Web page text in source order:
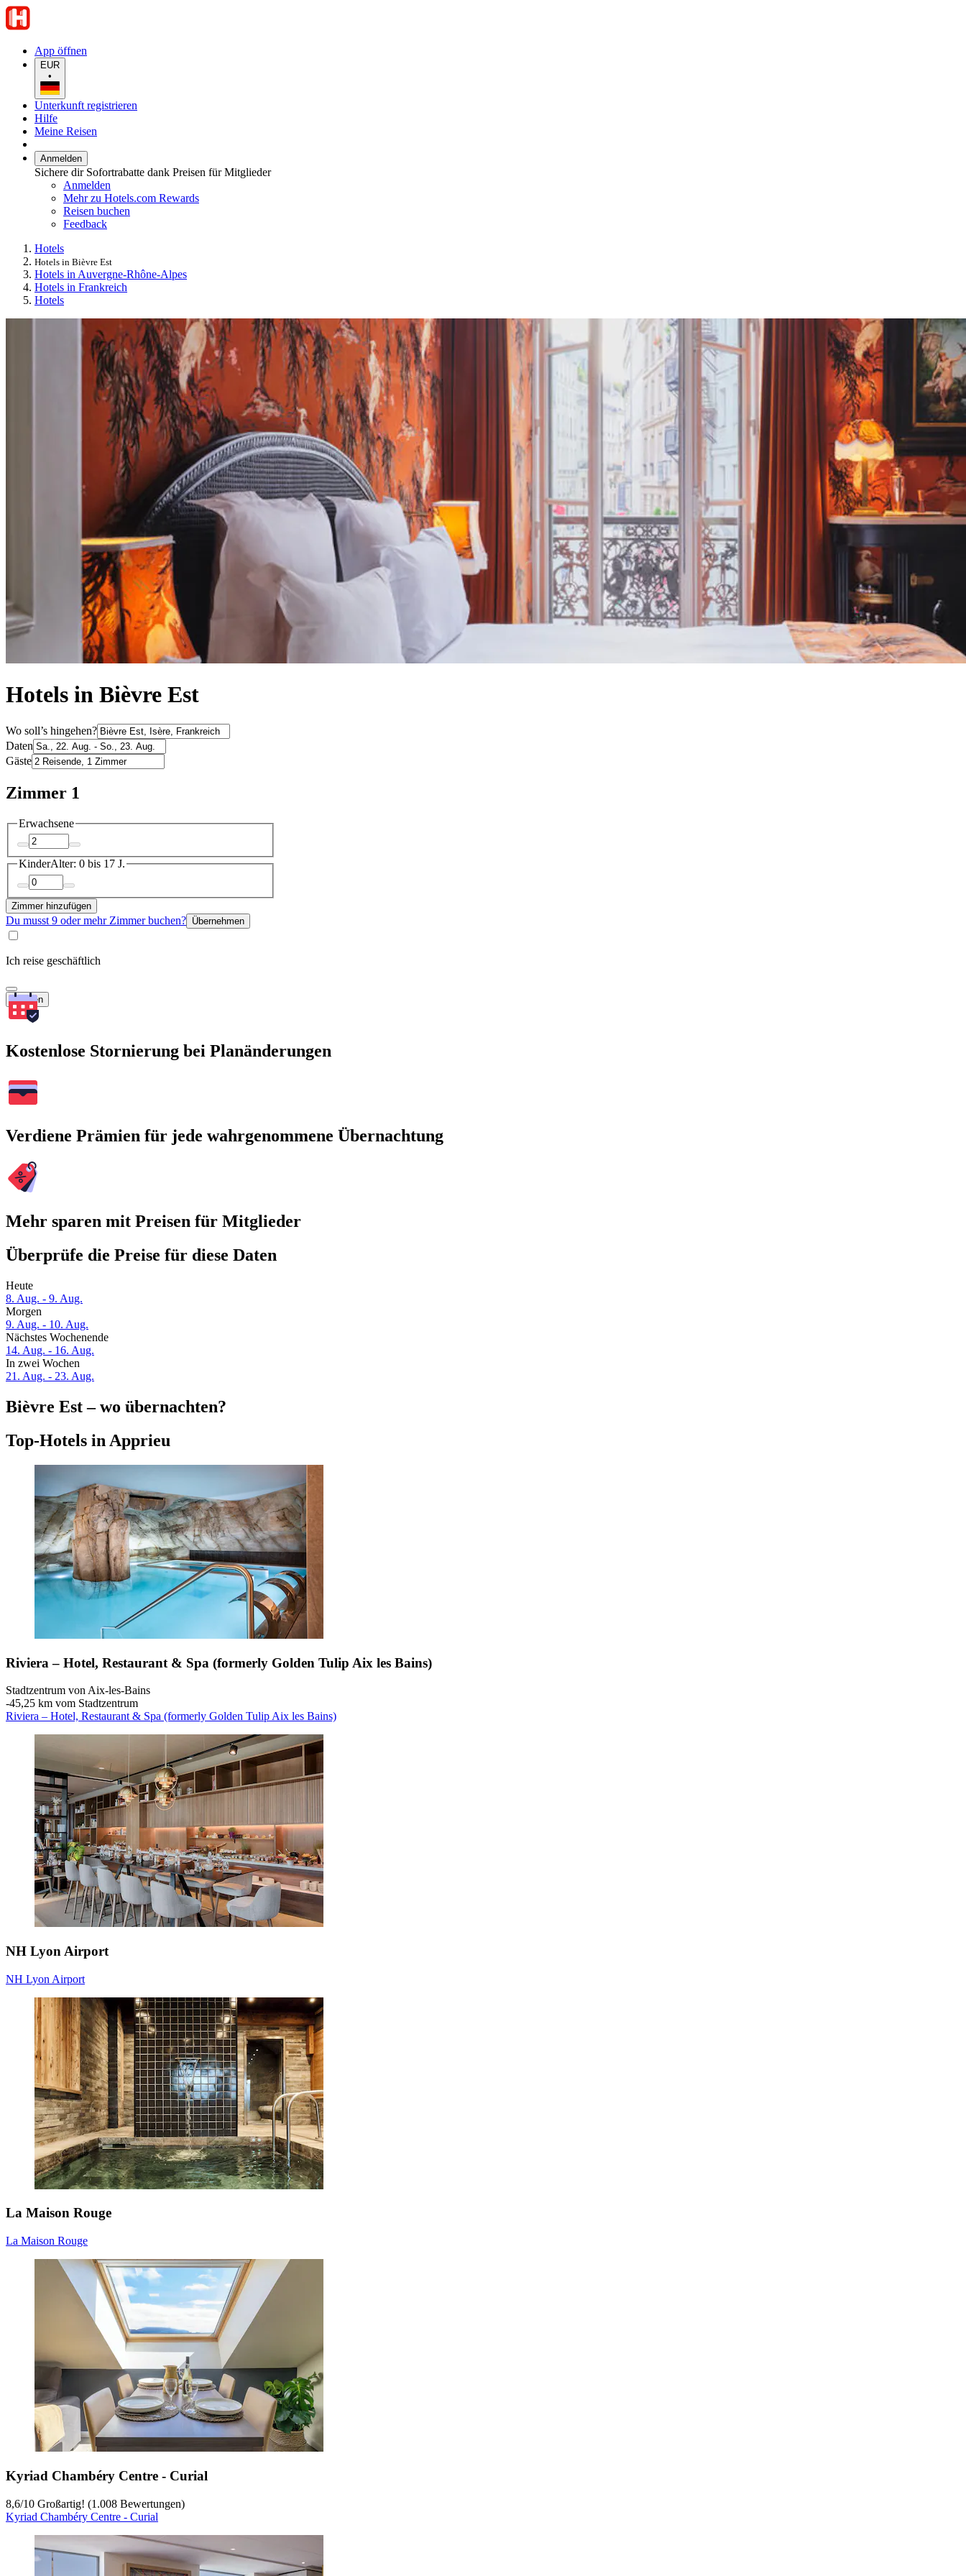
App öffnen
EUR
•
Unterkunft registrieren
Hilfe
Meine Reisen
Anmelden
Sichere dir Sofortrabatte dank Preisen für Mitglieder
Anmelden
Mehr zu Hotels.com Rewards
Reisen buchen
Feedback
Hotels
Hotels in Bièvre Est
Hotels in Auvergne-Rhône-Alpes
Hotels in Frankreich
Hotels
Hotels in Bièvre Est
Wo soll’s hingehen?
Daten
Gäste
Zimmer 1
Erwachsene
KinderAlter: 0 bis 17 J.
Zimmer hinzufügen
Du musst 9 oder mehr Zimmer buchen? Übernehmen
Ich reise geschäftlich
Suchen
Kostenlose Stornierung bei Planänderungen
Verdiene Prämien für jede wahrgenommene Übernachtung
Mehr sparen mit Preisen für Mitglieder
Überprüfe die Preise für diese Daten
Heute
8. Aug. - 9. Aug.
Morgen
9. Aug. - 10. Aug.
Nächstes Wochenende
14. Aug. - 16. Aug.
In zwei Wochen
21. Aug. - 23. Aug.
Bièvre Est – wo übernachten?
Top-Hotels in Apprieu
Riviera – Hotel, Restaurant & Spa (formerly Golden Tulip Aix les Bains)
Stadtzentrum von Aix-les-Bains
‐45,25 km vom Stadtzentrum
Riviera – Hotel, Restaurant & Spa (formerly Golden Tulip Aix les Bains)
NH Lyon Airport
NH Lyon Airport
La Maison Rouge
La Maison Rouge
Kyriad Chambéry Centre - Curial
8,6/10 Großartig! (1.008 Bewertungen)
Kyriad Chambéry Centre - Curial